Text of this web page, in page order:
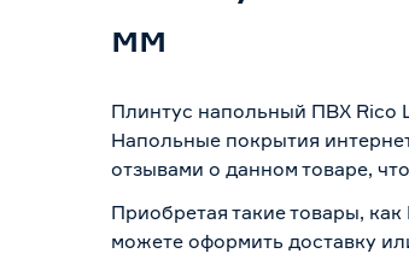
мм
Плинтус напольный ПВХ Rico
Напольные покрытия
отзывами о данном товаре,
Приобретая такие товары,
можете оформить доставку